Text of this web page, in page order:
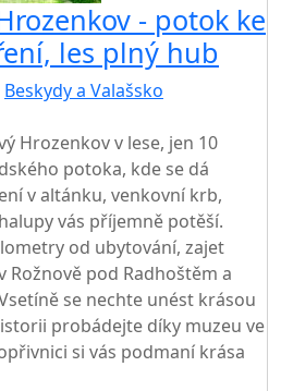
- potok ke
les plný hub
Beskydy a Valašsko
Hrozenkov v lese, jen 10
potoka, kde se dá
v altánku, venkovní krb,
vás příjemně potěší.
od ubytování, zajet
Rožnově pod Radhoštěm a
se nechte unést krásou
probádejte díky muzeu ve
si vás podmaní krása